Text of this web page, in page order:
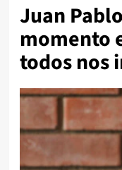
Juan
momento
todos nos